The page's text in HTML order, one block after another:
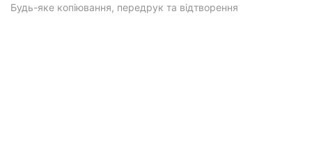
Будь-яке копіювання, передрук та відтворення